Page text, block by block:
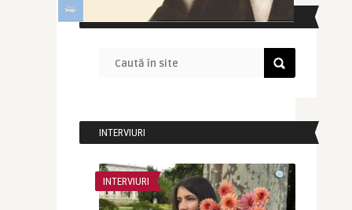
CAUTĂ ÎN SITE
INTERVIURI
INTERVIURI